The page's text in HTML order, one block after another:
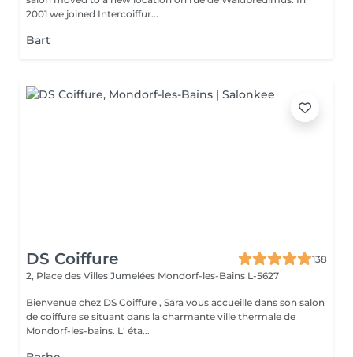
2001 we joined Intercoiffur...
Bart
DS Coiffure
138
2, Place des Villes Jumelées Mondorf-les-Bains L-5627
Bienvenue chez DS Coiffure , Sara vous accueille dans son salon
de coiffure se situant dans la charmante ville thermale de
Mondorf-les-bains. L' éta...